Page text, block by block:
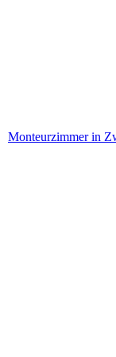
Monteurzimmer in